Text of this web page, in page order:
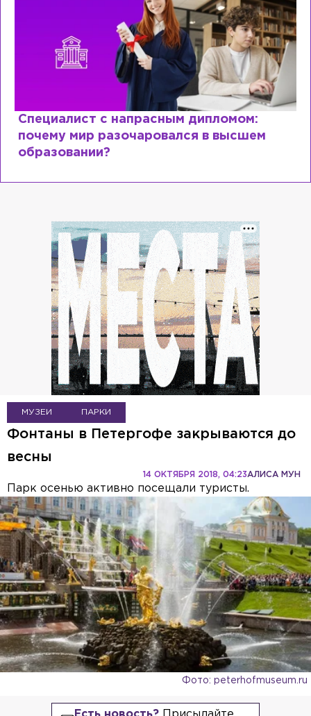
Специалист с напрасным дипломом:
почему мир разочаровался в высшем
образовании?
МУЗЕИ ПАРКИ
Фонтаны в Петергофе закрываются до
весны
АЛИСА МУН
14 ОКТЯБРЯ 2018, 04:23
Парк осенью активно посещали туристы.
Фото: peterhofmuseum.ru
Есть новость?Присылайте